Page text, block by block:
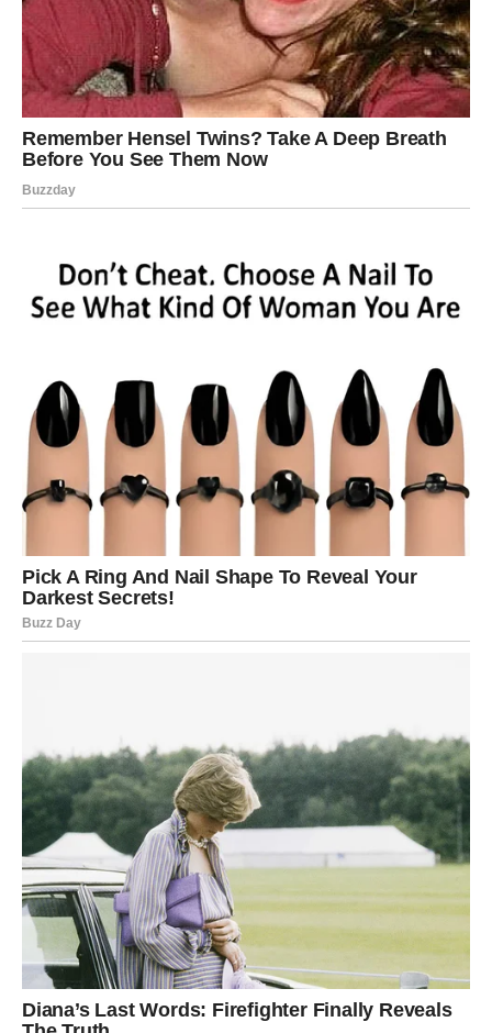
drugima da vide tvoje pravo lice.
DEVICA
Device ulaze usmiren, ali introspektivan ljubavni period
Ako si u vezi, razmišljaćeš o budućnosti, stabilnosti i
tome da li su tvoje emotivne potrebe zaista zadovoljene.
Slobodne Device mogu obnoviti kontakt sa osobom iz
prošlosti, ali sada sa zrelijim pogledom na emocije.
VAGA
Vage naredna tri dana donoseromantiku, ali i emotivne
dileme
. Ako si u vezi, vraća se osećaj balansa, ali samo
traže da budu izrečene.
Slobodne Vage mogu započeti komunikaciju koja brzo
ŠKORPIJA
Škorpije ulaze uintenzivan, strastven i sudbinski
ljubavni period. Ako si u vezi, emocije se produbljuju, ali
dolazi i do razotkrivanja istine. Ovo može biti trenutak
potpune bliskosti ili konačnog preseka – nema više
polovičnih odnosa.
Slobodne Škorpije mogu doživeti susret koji ostavlja